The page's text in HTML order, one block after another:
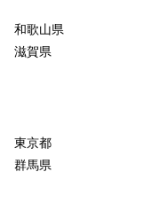
和歌山県
滋賀県
東京都
群馬県